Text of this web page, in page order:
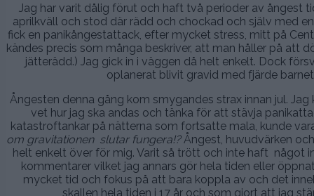
Jag har varit dålig förut och haft två perioder av ångest
aprilkväll och stod där rädd och chockad och själv med
fick en panikångestattack, efter mycket stress, mitt på
kändes precis som många beskriver, att man håller på att
jätterädd.) Jag gick in i väggen då helt enkelt. Dock
oplanerat blivit gravid med fjärde
Ångesten denna gång kom smygandes strax innan jul.
vet hur jag ska andas och tänka för att stävja
katastroftankar på nätterna som fortsatte mala, kunde
om gravitationen slutar fungera!?Ångest, huvudvärken
helt enkelt över för mig. Varit så trött och inte haft något
kommentarer vilket jag annars gör hela tiden eller
mycket tid och fokus på att bara koppla av och det
skallen hela tiden i 17 år och som gjort att jag